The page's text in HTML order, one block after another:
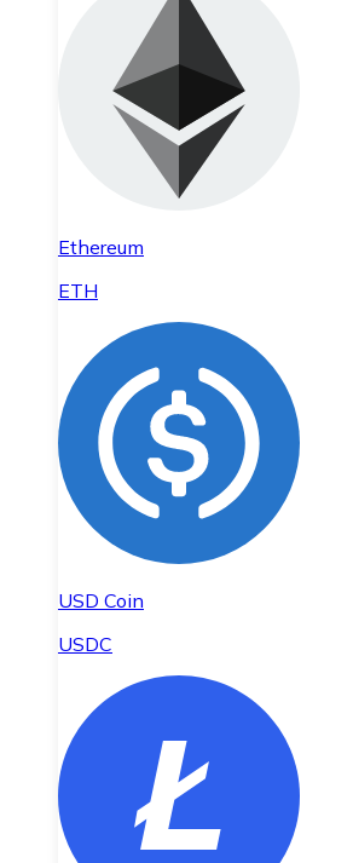
Ethereum
ETH
USD Coin
USDC